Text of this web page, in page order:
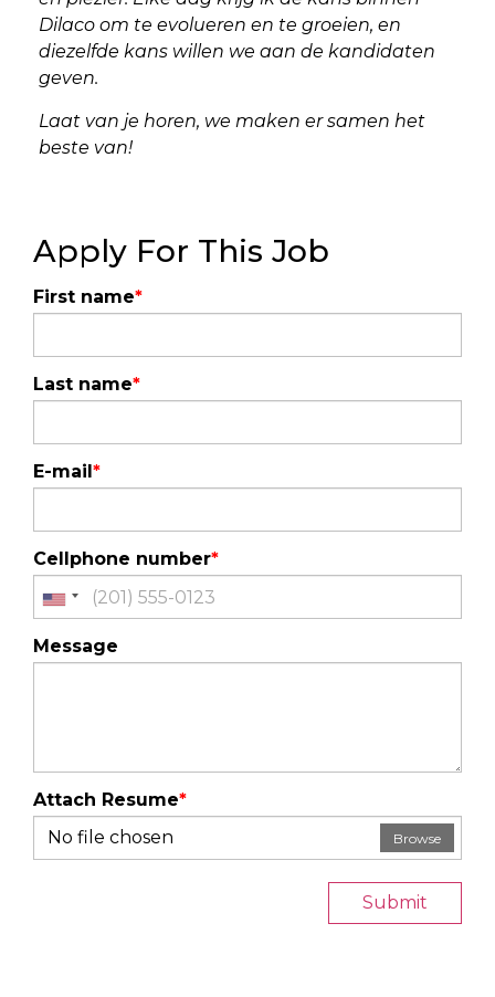
Dilaco om te evolueren en te groeien, en
diezelfde kans willen we aan de kandidaten
geven.
Laat van je horen, we maken er samen het
beste van!
Apply For This Job
First name*
Last name*
E-mail *
Cellphone number*
Message
Attach Resume*
No file chosen
Browse
Submit